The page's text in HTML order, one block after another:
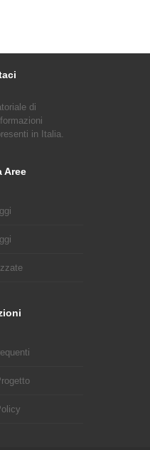
di
in Italia.
Aree